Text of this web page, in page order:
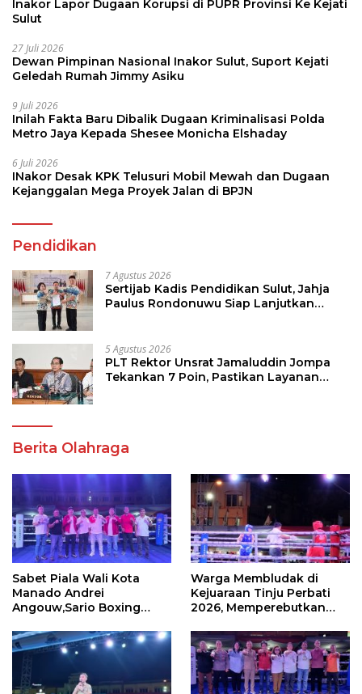
Inakor Lapor Dugaan Korupsi di PUPR Provinsi Ke Kejati
Sulut
27 Juli 2026
Dewan Pimpinan Nasional Inakor Sulut, Suport Kejati
Geledah Rumah Jimmy Asiku
9 Juli 2026
Inilah Fakta Baru Dibalik Dugaan Kriminalisasi Polda
Metro Jaya Kepada Shesee Monicha Elshaday
6 Juli 2026
INakor Desak KPK Telusuri Mobil Mewah dan Dugaan
Kejanggalan Mega Proyek Jalan di BPJN
Pendidikan
7 Agustus 2026
Sertijab Kadis Pendidikan Sulut, Jahja
Paulus Rondonuwu Siap Lanjutkan
5 Agustus 2026
PLT Rektor Unsrat Jamaluddin Jompa
Tekankan 7 Poin, Pastikan Layanan
Berita Olahraga
Sabet Piala Wali Kota
Manado Andrei
Angouw,Sario Boxing
Perbati 2026
Warga Membludak di
Kejuaraan Tinju Perbati
2026, Memperebutkan